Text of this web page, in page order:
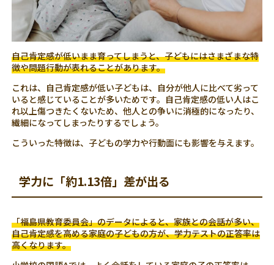
自己肯定感が低いまま育ってしまうと、子どもにはさまざまな特
徴や問題行動が表れることがあります。
これは、自己肯定感が低い子どもは、自分が他人に比べて劣って
いると感じていることが多いためです。自己肯定感の低い人はこ
れ以上傷つきたくないため、他人との争いに消極的になったり、
繊細になってしまったりするでしょう。
こういった特徴は、子どもの学力や行動面にも影響を与えます。
学力に「約1.13倍」差が出る
「福島県教育委員会」のデータによると、家族との会話が多い、
自己肯定感を高める家庭の子どもの方が、学力テストの正答率は
高くなります。